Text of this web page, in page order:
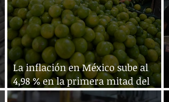
La inflación en México sube al
4,98 % en la primera mitad del
año